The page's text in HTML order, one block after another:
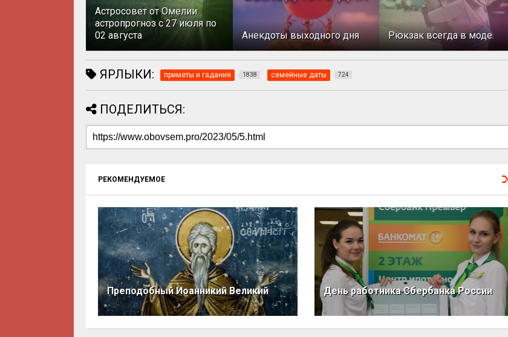
Астросовет от Омелии:
астропрогноз с 27 июля по
02 августа
Анекдоты выходного дня Рюкзак всегда в моде.
ЯРЛЫКИ: приметы и гадания 1838 семейные даты 724
ПОДЕЛИТЬСЯ:
РЕКОМЕНДУЕМОЕ
Преподобный Иоанникий Великий День работника Сбербанка России